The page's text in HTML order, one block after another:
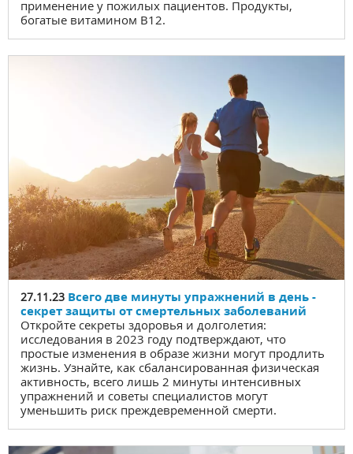
применение у пожилых пациентов. Продукты,
богатые витамином B12.
27.11.23 Всего две минуты упражнений в день -
секрет защиты от смертельных заболеваний
Откройте секреты здоровья и долголетия:
исследования в 2023 году подтверждают, что
простые изменения в образе жизни могут продлить
жизнь. Узнайте, как сбалансированная физическая
активность, всего лишь 2 минуты интенсивных
упражнений и советы специалистов могут
уменьшить риск преждевременной смерти.